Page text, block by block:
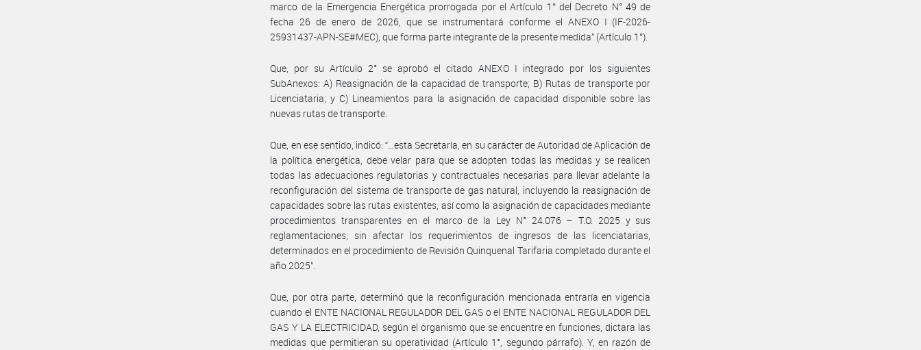
marco de la Emergencia Energética prorrogada por el Artículo 1° del Decreto N° 49 de
fecha 26 de enero de 2026, que se instrumentará conforme el ANEXO I (IF-2026-
25931437-APN-SE#MEC), que forma parte integrante de la presente medida” (Artículo 1°).
Que, por su Artículo 2° se aprobó el citado ANEXO I integrado por los siguientes
SubAnexos: A) Reasignación de la capacidad de transporte; B) Rutas de transporte por
Licenciataria; y C) Lineamientos para la asignación de capacidad disponible sobre las
nuevas rutas de transporte.
Que, en ese sentido, indicó: “…esta Secretaría, en su carácter de Autoridad de Aplicación de
la política energética, debe velar para que se adopten todas las medidas y se realicen
todas las adecuaciones regulatorias y contractuales necesarias para llevar adelante la
reconfiguración del sistema de transporte de gas natural, incluyendo la reasignación de
capacidades sobre las rutas existentes, así como la asignación de capacidades mediante
procedimientos transparentes en el marco de la Ley N° 24.076 – T.O. 2025 y sus
reglamentaciones, sin afectar los requerimientos de ingresos de las licenciatarias,
determinados en el procedimiento de Revisión Quinquenal Tarifaria completado durante el
año 2025”.
Que, por otra parte, determinó que la reconfiguración mencionada entraría en vigencia
cuando el ENTE NACIONAL REGULADOR DEL GAS o el ENTE NACIONAL REGULADOR DEL
GAS Y LA ELECTRICIDAD, según el organismo que se encuentre en funciones, dictara las
medidas que permitieran su operatividad (Artículo 1°, segundo párrafo). Y, en razón de